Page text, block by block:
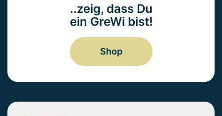
..zeig, dass Du
ein GreWi bist!
Shop